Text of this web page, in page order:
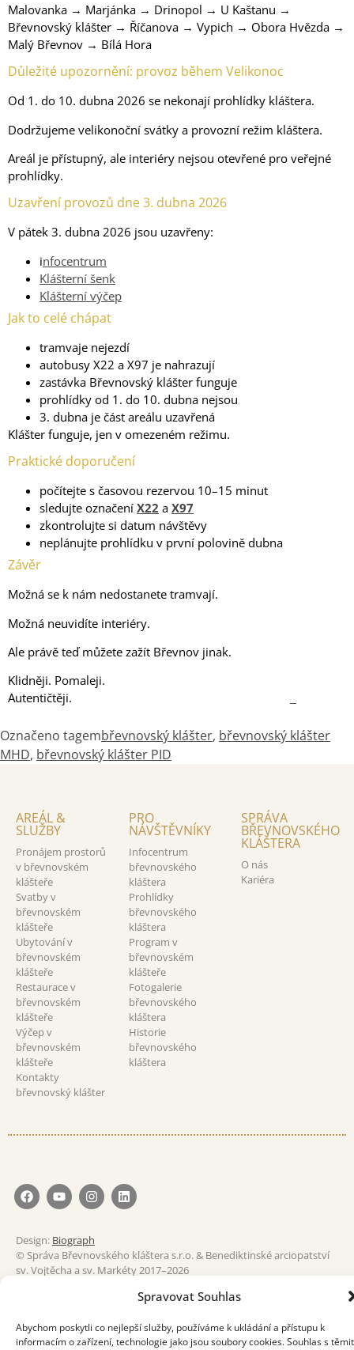
Spravovat Souhlas
Abychom poskytli co nejlepší služby, používáme k ukládání a přístupu k
informacím o zařízení, technologie jako jsou soubory cookies. Souhlas s
Malovanka → Marjánka → Drinopol → U Kaštanu →
Břevnovský klášter → Říčanova → Vypich → Obora Hvězda →
Malý Břevnov → Bílá Hora
Důležité upozornění: provoz během Velikonoc
Od 1. do 10. dubna 2026 se nekonají prohlídky kláštera.
Dodržujeme velikonoční svátky a provozní režim kláštera.
Areál je přístupný, ale interiéry nejsou otevřené pro veřejné
prohlídky.
Uzavření provozů dne 3. dubna 2026
V pátek 3. dubna 2026 jsou uzavřeny:
infocentrum
Klášterní šenk
Klášterní výčep
Jak to celé chápat
tramvaje nejezdí
autobusy X22 a X97 je nahrazují
zastávka Břevnovský klášter funguje
prohlídky od 1. do 10. dubna nejsou
3. dubna je část areálu uzavřená
Klášter funguje, jen v omezeném režimu.
Praktické doporučení
počítejte s časovou rezervou 10–15 minut
sledujte označení X22 a X97
zkontrolujte si datum návštěvy
neplánujte prohlídku v první polovině dubna
Závěr
Možná se k nám nedostanete tramvají.
Možná neuvidíte interiéry.
Ale právě teď můžete zažít Břevnov jinak.
Klidněji. Pomaleji.
Autentičtěji.
Označeno tagembřevnovský klášter, břevnovský klášter
MHD, břevnovský klášter PID
AREÁL &
SLUŽBY
Pronájem prostorů
v břevnovském
klášteře
Svatby v
břevnovském
klášteře
Ubytování v
břevnovském
klášteře
Restaurace v
břevnovském
klášteře
Výčep v
břevnovském
klášteře
Kontakty
břevnovský klášter
PRO
NÁVŠTĚVNÍKY
Infocentrum
břevnovského
kláštera
Prohlídky
břevnovského
kláštera
Program v
břevnovském
klášteře
Fotogalerie
břevnovského
kláštera
Historie
břevnovského
kláštera
SPRÁVA
BŘEVNOVSKÉHO
KLÁŠTERA
O nás
Kariéra
Design: Biograph
© Správa Břevnovského kláštera s.r.o. & Benediktinské arciopatství
sv. Vojtěcha a sv. Markéty 2017–2026